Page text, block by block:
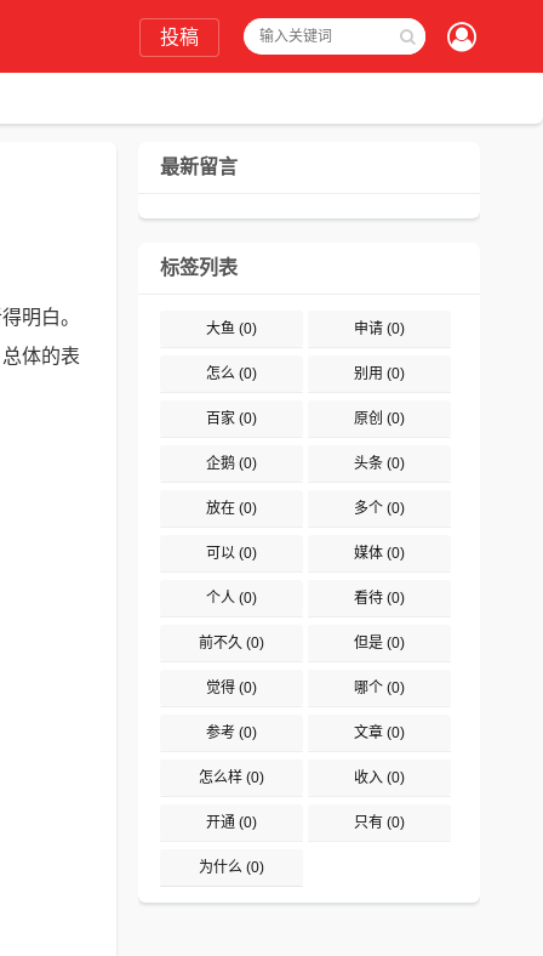
投稿
明白。
体的表
最新留言
标签列表
大鱼 (0) 申请 (0)
怎么 (0) 别用 (0)
百家 (0) 原创 (0)
企鹅 (0) 头条 (0)
放在 (0) 多个 (0)
可以 (0) 媒体 (0)
个人 (0) 看待 (0)
前不久 (0) 但是 (0)
觉得 (0) 哪个 (0)
参考 (0) 文章 (0)
怎么样 (0) 收入 (0)
开通 (0) 只有 (0)
为什么 (0)